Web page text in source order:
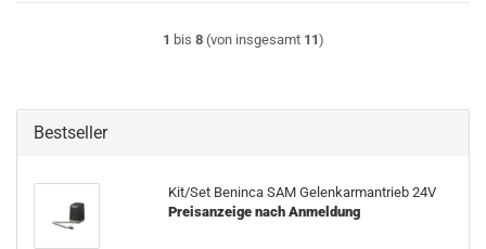
1 bis 8(von insgesamt 11)
Bestseller
Kit/Set Ben­in­ca SAM Ge­lenk­arm­an­trieb 24V
Preisanzeige nach Anmeldung